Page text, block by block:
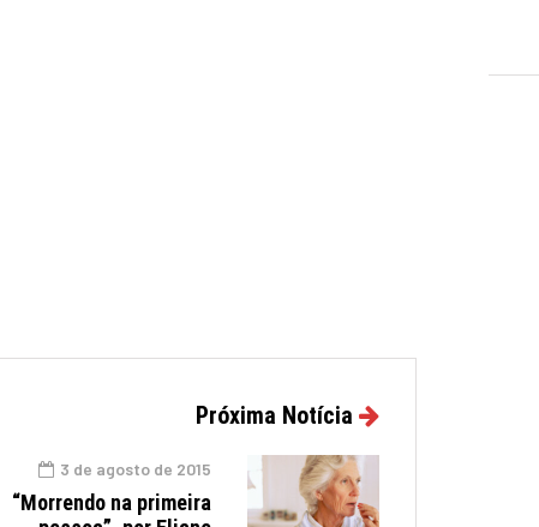
Próxima Notícia
3 de agosto de 2015
“Morrendo na primeira